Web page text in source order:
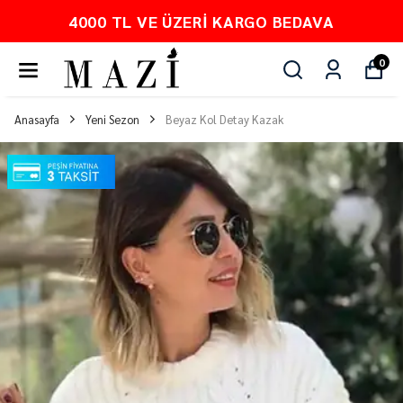
BEDAVA PEŞİN FİYATINA
0
Anasayfa Yeni Sezon Beyaz Kol Detay Kazak